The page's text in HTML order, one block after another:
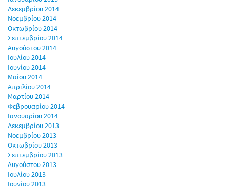
Δεκεμβρίου 2014
Νοεμβρίου 2014
Οκτωβρίου 2014
Σεπτεμβρίου 2014
Αυγούστου 2014
Ιουλίου 2014
Ιουνίου 2014
Μαΐου 2014
Απριλίου 2014
Μαρτίου 2014
Φεβρουαρίου 2014
Ιανουαρίου 2014
Δεκεμβρίου 2013
Νοεμβρίου 2013
Οκτωβρίου 2013
Σεπτεμβρίου 2013
Αυγούστου 2013
Ιουλίου 2013
Ιουνίου 2013